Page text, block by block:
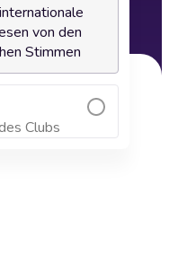
von den
Stimmen
Clubs
hinzufügen